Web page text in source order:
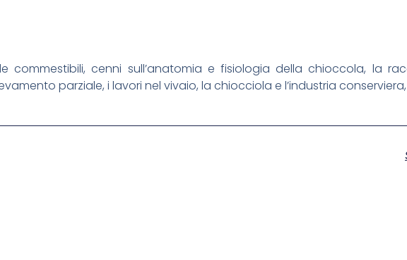
commestibili, cenni sull’anatomia e fisiologia della chioccola, la
parziale, i lavori nel vivaio, la chiocciola e l’industria